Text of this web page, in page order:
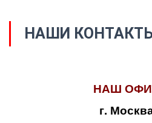
НАШИ
НАШ
г.